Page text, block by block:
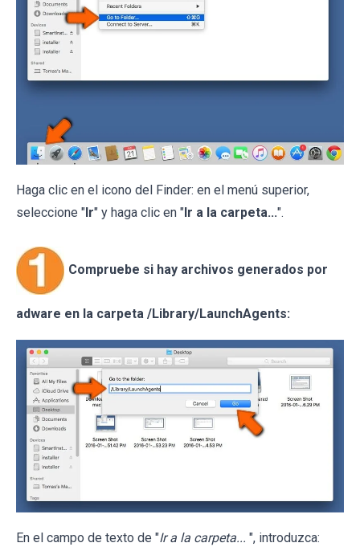
Haga clic en el icono del Finder: en el menú superior,
seleccione "Ir" y haga clic en "Ir a la carpeta...".
Compruebe si hay archivos generados por
adware en la carpeta /Library/LaunchAgents:
En el campo de texto de "Ir a la carpeta... ", introduzca: